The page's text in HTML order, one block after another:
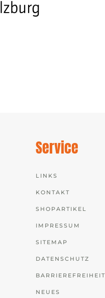
Service
LINKS
KONTAKT
SHOPARTIKEL
IMPRESSUM
SITEMAP
DATENSCHUTZ
NEUES